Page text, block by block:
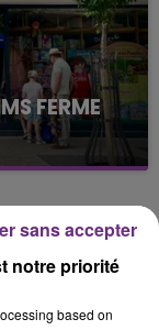
FERME
ville
notre priorité
based on
sans accepter